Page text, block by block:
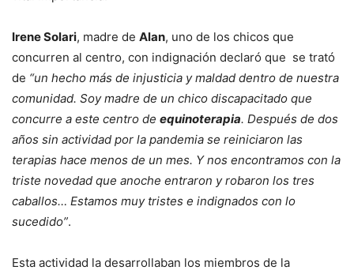
Irene Solari, madre de Alan, uno de los chicos que
concurren al centro, con indignación declaró que se trató
de “un hecho más de injusticia y maldad dentro de nuestra
comunidad. Soy madre de un chico discapacitado que
concurre a este centro de equinoterapia. Después de dos
años sin actividad por la pandemia se reiniciaron las
terapias hace menos de un mes. Y nos encontramos con la
triste novedad que anoche entraron y robaron los tres
caballos… Estamos muy tristes e indignados con lo
sucedido”.
Esta actividad la desarrollaban los miembros de la